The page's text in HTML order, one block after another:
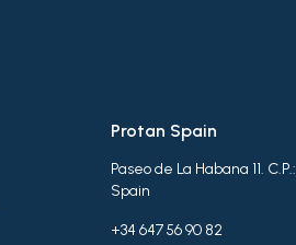
Protan Spain
Paseo de La Habana 11.
Spain
+34 647 56 90 82